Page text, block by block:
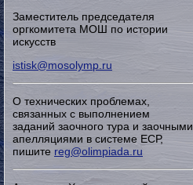
Заместитель председателя
оргкомитета МОШ по истории
искусств
istisk@mosolymp.ru
О технических проблемах,
связанных с выполнением
заданий заочного тура и заочными
апелляциями в системе ЕСР,
пишите reg@olimpiada.ru